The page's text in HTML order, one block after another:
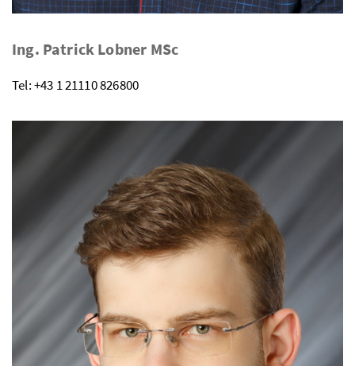
Ing. Patrick Lobner MSc
Tel: +43 1 21110 826800